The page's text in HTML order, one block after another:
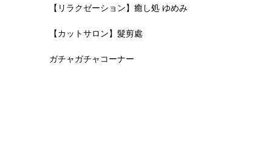
【リラクゼーション】癒し処 ゆめみ
【カットサロン】髮剪處
ガチャガチャコーナー